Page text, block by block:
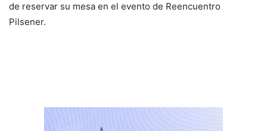
de reservar su mesa en el evento de Reencuentro
Pilsener.